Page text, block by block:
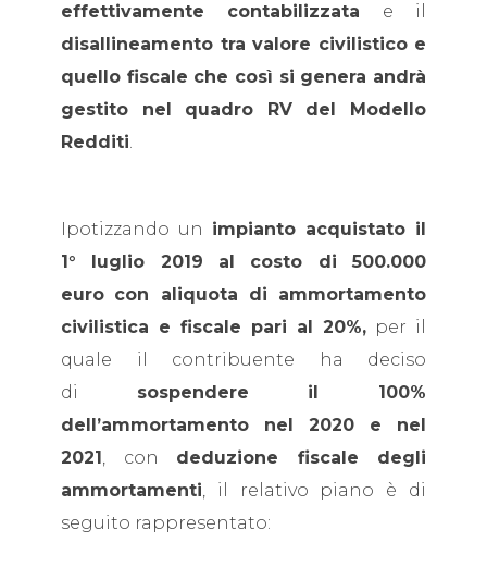
effettivamente contabilizzata e il
disallineamento tra valore civilistico e
quello fiscale che così si genera andrà
gestito nel quadro RV del Modello
Redditi.
Ipotizzando un impianto acquistato il
1° luglio 2019 al costo di 500.000
euro con aliquota di ammortamento
civilistica e fiscale pari al 20%, per il
quale il contribuente ha deciso
di sospendere il 100%
dell’ammortamento nel 2020 e nel
2021 , con deduzione fiscale degli
ammortamenti, il relativo piano è di
seguito rappresentato: